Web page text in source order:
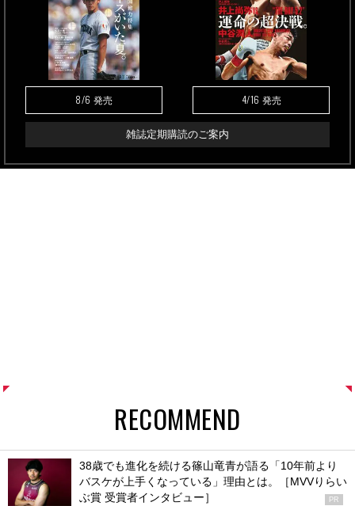
8/6 発売 4/16 発売
雑誌定期購読のご案内
RECOMMEND
38歳でも進化を続ける篠山竜青が語る「10年前より
バスケが上手くなっている」理由とは。［MVVりらい
ぶ賞 受賞者インタビュー］
PR